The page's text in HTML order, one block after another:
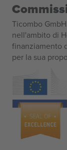
Ticombo
nell'ambito di
finanziamento
per la sua